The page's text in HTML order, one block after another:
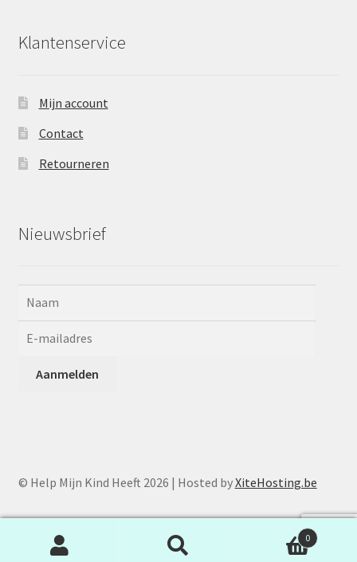
Klantenservice
Mijn account
Contact
Retourneren
Nieuwsbrief
© Help Mijn Kind Heeft 2026 | Hosted byXiteHosting.be
0